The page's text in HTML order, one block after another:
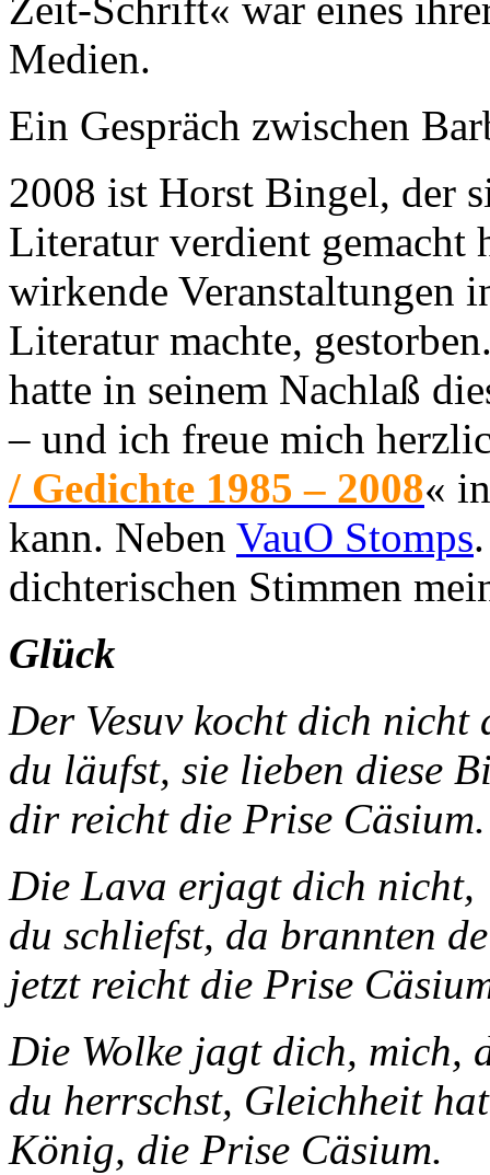
Zeit-Schrift« war eines
Medien.
Ein Gespräch zwischen
2008 ist Horst Bingel, der
Literatur verdient gemacht
wirkende Veranstaltungen
Literatur machte,
hatte in seinem Nachlaß
– und ich freue mich
/ Gedichte 1985 – 2008«
kann. Neben VauO Stomps
dichterischen Stimmen
Glück
Der Vesuv kocht
du läufst, sie lieben diese
dir reicht die Prise Cäsium.
Die Lava erjagt dich nicht,
du schliefst, da brannten
jetzt reicht die Prise
Die Wolke jagt dich, mich,
du herrschst, Gleichheit
König, die Prise Cäsium.